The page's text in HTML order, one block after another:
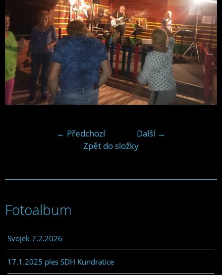
← Předchozí
Další →
Zpět do složky
Fotoalbum
Svojek 7.2.2026
17.1.2025 ples SDH Kundratice